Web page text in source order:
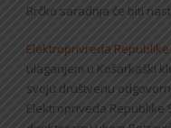
Brčko saradnja će biti
Elektroprivreda
ulaganjem u Košarkaški
svoju društvenu
Elektropriveda Republike